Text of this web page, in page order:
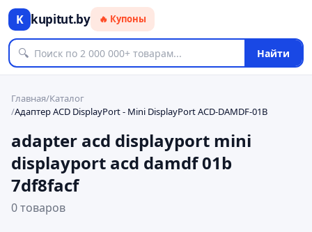
K kupitut.by 🔥 Купоны
🔍 Найти
Главная/Каталог
/Адаптер ACD DisplayPort - Mini DisplayPort ACD-DAMDF-01B
adapter acd displayport mini
displayport acd damdf 01b
7df8facf
0 товаров